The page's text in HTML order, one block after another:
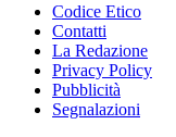
Codice Etico
Contatti
La Redazione
Privacy Policy
Pubblicità
Segnalazioni